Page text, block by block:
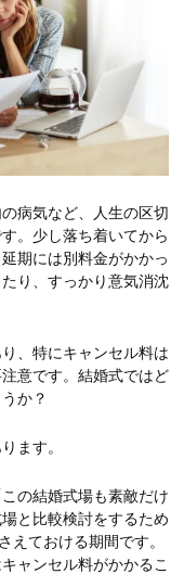
病気など、人生の区切
。少し落ち着いてから
期には別料金がかかっ
り、すっかり意気消沈
、特にキャンセル料は
意です。結婚式ではど
か？
ます。
の結婚式場も素敵だけ
と比較検討をするため
えておける期間です。
ャンセル料がかかるこ